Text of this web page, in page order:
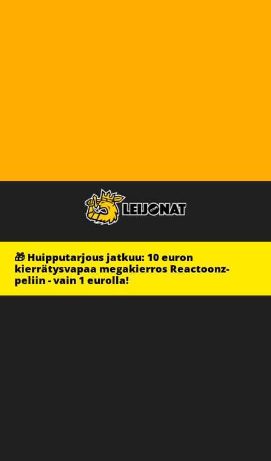
🎁 Huipputarjous jatkuu: 10 euron
kierrätysvapaa megakierros Reactoonz-
peliin - vain 1 eurolla!